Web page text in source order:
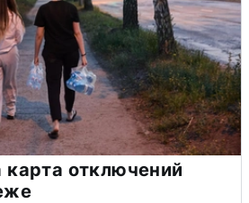
отключений